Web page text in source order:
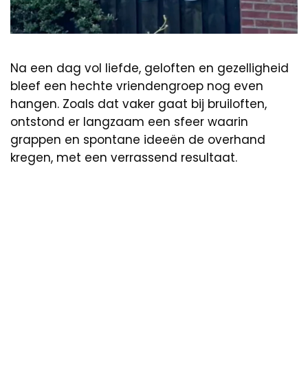
Na een dag vol liefde, geloften en gezelligheid
bleef een hechte vriendengroep nog even
hangen. Zoals dat vaker gaat bij bruiloften,
ontstond er langzaam een sfeer waarin
grappen en spontane ideeën de overhand
kregen, met een verrassend resultaat.